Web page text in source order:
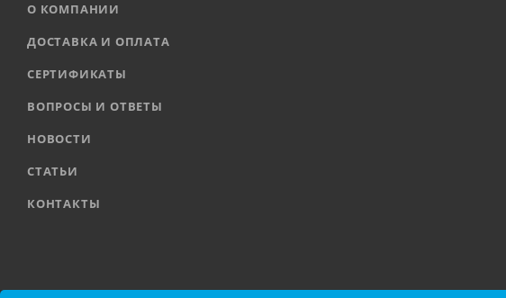
О КОМПАНИИ
ДОСТАВКА И ОПЛАТА
СЕРТИФИКАТЫ
ВОПРОСЫ И ОТВЕТЫ
НОВОСТИ
СТАТЬИ
КОНТАКТЫ